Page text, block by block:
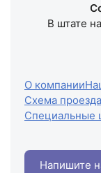
В штате
О компании
Схема проезда
Специальные
Напишите